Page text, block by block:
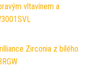
vltavínem a
Zirconia z bílého